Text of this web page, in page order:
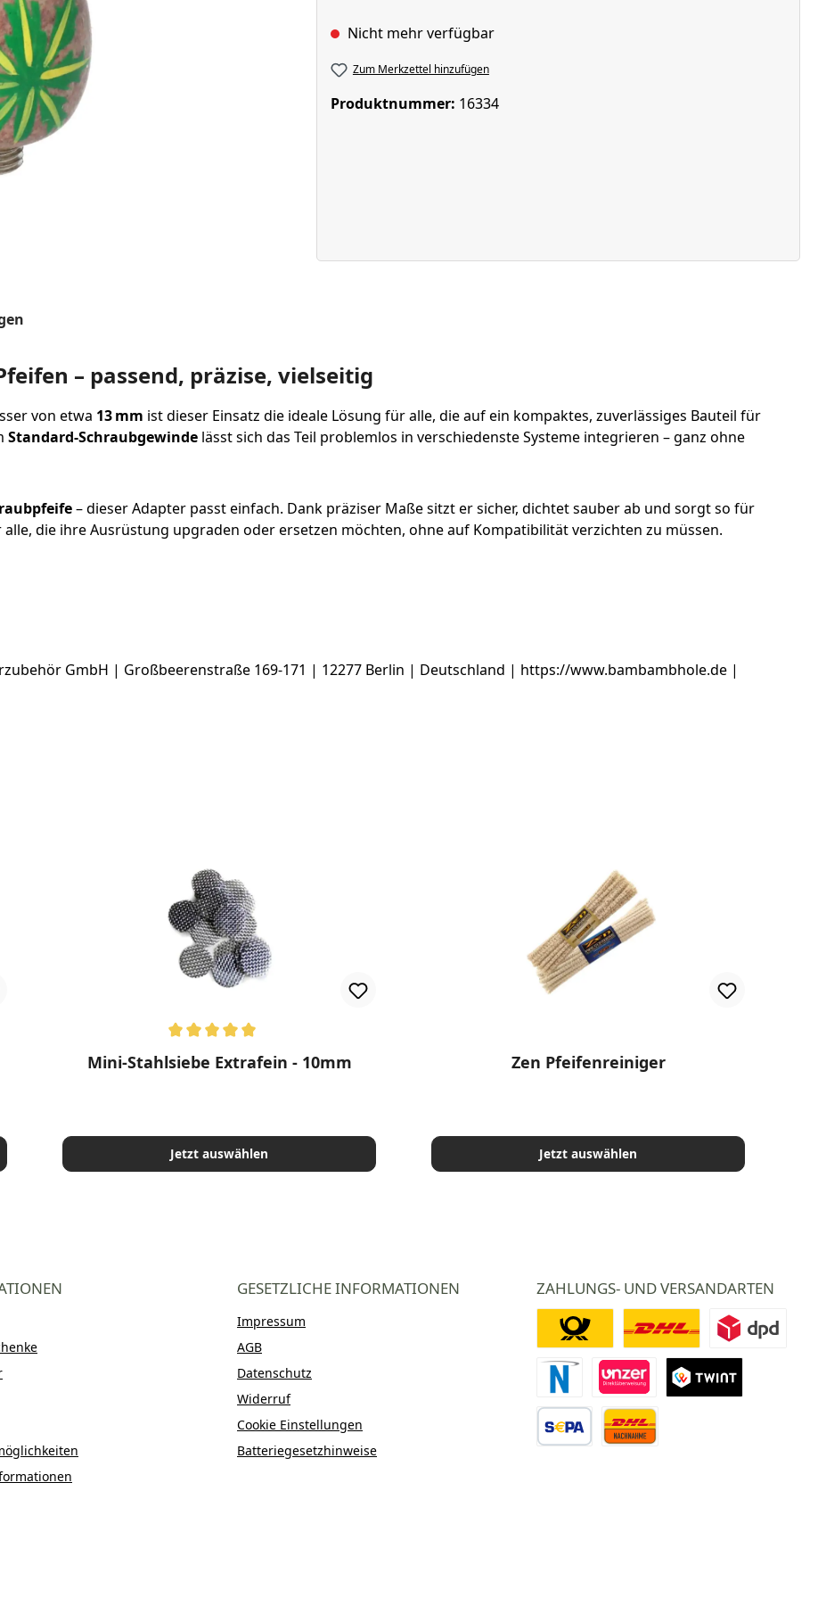
Nicht mehr verfügbar
Zum Merkzettel hinzufügen
Produktnummer: 16334
– passend, präzise, vielseitig
von etwa 13 mm ist dieser Einsatz die ideale Lösung für alle, die auf ein kompaktes, zuverlässiges Bauteil für
Standard-Schraubgewinde lässt sich das Teil problemlos in verschiedenste Systeme integrieren – ganz ohne
– dieser Adapter passt einfach. Dank präziser Maße sitzt er sicher, dichtet sauber ab und sorgt so für
die ihre Ausrüstung upgraden oder ersetzen möchten, ohne auf Kompatibilität verzichten zu müssen.
GmbH | Großbeerenstraße 169-171 | 12277 Berlin | Deutschland | https://www.bambambhole.de |
Durchschnittliche Bewertung von 5 von 5 Sternen
Mini-Stahlsiebe Extrafein - 10mm
Jetzt auswählen
Zen Pfeifenreiniger
Jetzt auswählen
GESETZLICHE INFORMATIONEN
Impressum
AGB
Datenschutz
Widerruf
Cookie Einstellungen
Batteriegesetzhinweise
ZAHLUNGS- UND VERSANDARTEN
Novalnet ZahlungDirektüberweisung
Deutsche PostDHL DPD